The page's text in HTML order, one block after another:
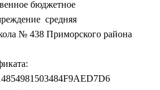
бюджетное
средняя
№ 438 Приморского района